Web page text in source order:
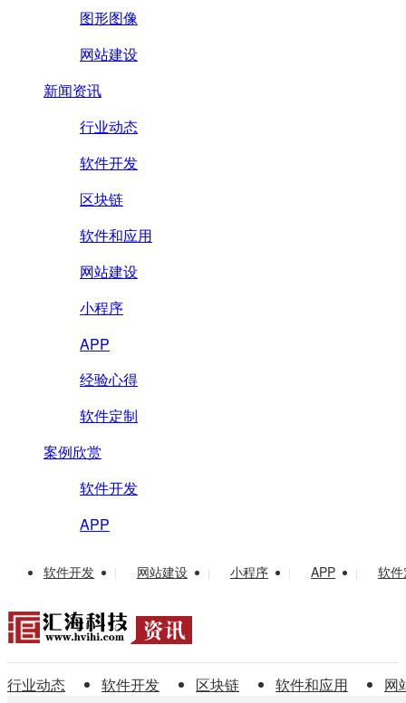
图形图像
网站建设
新闻资讯
行业动态
软件开发
区块链
软件和应用
网站建设
小程序
APP
经验心得
软件定制
案例欣赏
软件开发
APP
软件开发 | 网站建设 | 小程序 | APP | 软
行业动态 软件开发 区块链 软件和应用 网